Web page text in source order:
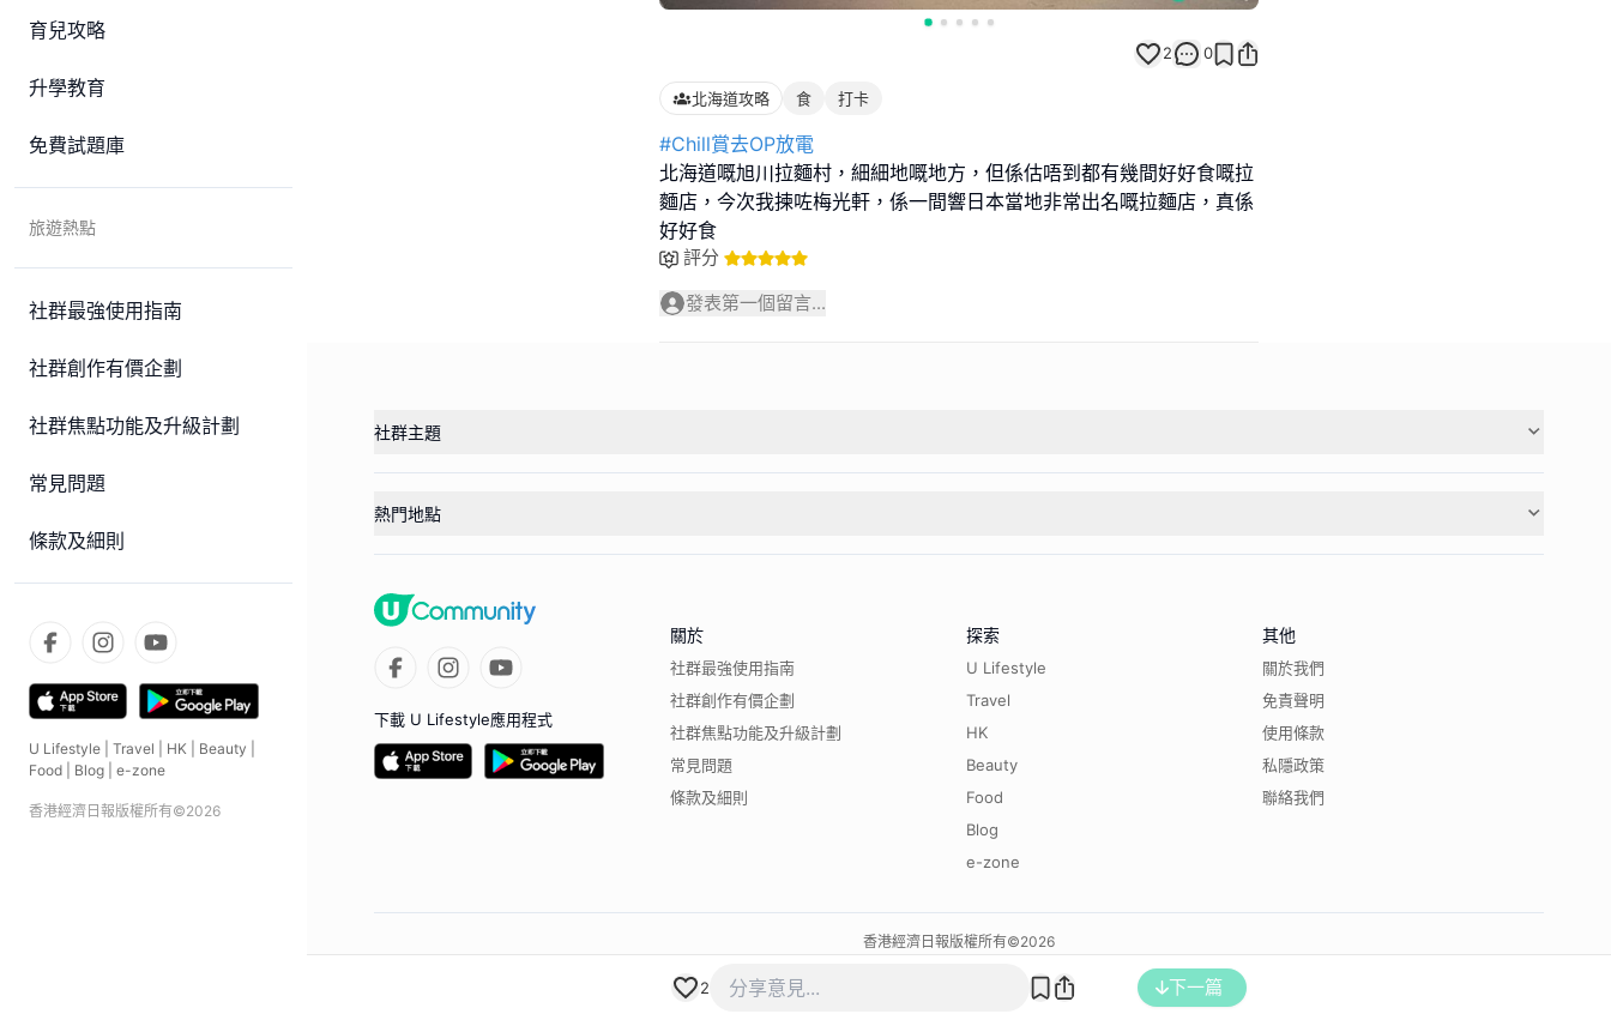
育兒攻略
升學教育
免費試題庫
旅遊熱點
社群最強使用指南
社群創作有價企劃
社群焦點功能及升級計劃
常見問題
條款及細則
U Lifestyle Travel HK Beauty
Food
Blog e-zone
香港經濟日報版權所有©2026
2 0
北海道攻略 食 打卡
#Chill賞去OP放電
北海道嘅旭川拉麵村，細細地嘅地方，但係估唔到都有幾間好好食嘅拉
麵店，今次我揀咗梅光軒，係一間響日本當地非常出名嘅拉麵店，真係
好好食
評分
發表第一個留言...
2 下一篇
社群主題
熱門地點
下載 U Lifestyle應用程式
關於
社群最強使用指南
社群創作有價企劃
社群焦點功能及升級計劃
常見問題
條款及細則
探索
U Lifestyle
Travel
HK
Beauty
Food
Blog
e-zone
其他
關於我們
免責聲明
使用條款
私隱政策
聯絡我們
香港經濟日報版權所有©2026